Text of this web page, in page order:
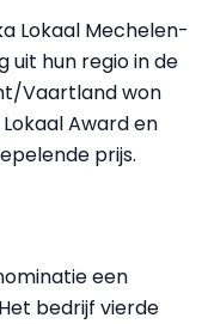
Lokaal Mechelen-
uit hun regio in de
Vaartland won
Award en
prijs.
een
bedrijf vierde